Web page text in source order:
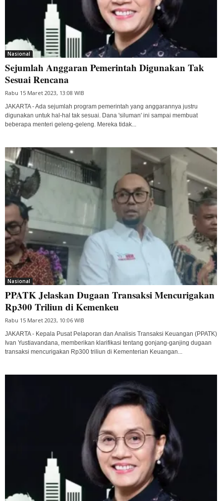
Nasional
Sejumlah Anggaran Pemerintah Digunakan Tak
Sesuai Rencana
Rabu 15 Maret 2023, 13:08 WIB
JAKARTA - Ada sejumlah program pemerintah yang anggarannya justru
digunakan untuk hal-hal tak sesuai. Dana 'siluman' ini sampai membuat
beberapa menteri geleng-geleng. Mereka tidak...
Nasional
PPATK Jelaskan Dugaan Transaksi Mencurigakan
Rp300 Triliun di Kemenkeu
Rabu 15 Maret 2023, 10:06 WIB
JAKARTA - Kepala Pusat Pelaporan dan Analisis Transaksi Keuangan (PPATK)
Ivan Yustiavandana, memberikan klarifikasi tentang gonjang-ganjing dugaan
transaksi mencurigakan Rp300 triliun di Kementerian Keuangan...